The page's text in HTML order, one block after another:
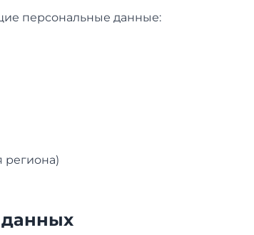
персональные данные:
региона)
данных